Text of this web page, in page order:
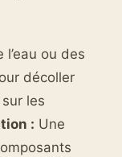
l’eau ou des
décoller
les
: Une